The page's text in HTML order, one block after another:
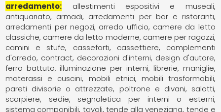
arredamento
allestimenti espositivi e museali
antiquariato
armadi
arredamenti per bar e ristoranti
arredamenti per negozi arredo ufficio camere da letto
classiche camere da letto moderne camere per ragazzi
camini e stufe
casseforti cassettiere
complementi
d'arredo contract decorazioni d'interni design d'autore
ferro battuto illuminazione per interni librerie maniglie
materassi e cuscini
mobili etnici
mobili trasformabili
pareti divisorie o attrezzate poltrone e divani
salotti
scarpiere
sedie
segnaletica per interni o esterni
sistema componibili tavoli tende alla veneziana tende e